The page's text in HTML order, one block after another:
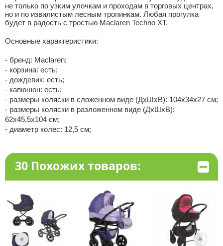
не только по узким улочкам и проходам в торговых центрах,
но и по извилистым лесным тропинкам. Любая прогулка
будет в радость с тростью Maclaren Techno XT.
Основные характеристики:
- бренд: Maclaren;
- корзина: есть;
- дождевик: есть;
- капюшон: есть;
- размеры коляски в сложенном виде (ДхШхВ): 104х34х27 см;
- размеры коляски в разложенном виде (ДхШхВ):
62х45,5х104 см;
- диаметр колес: 12,5 см;
30 Похожих товаров: